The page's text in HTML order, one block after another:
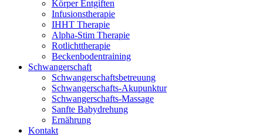
Körper Entgiften
Infusionstherapie
IHHT Therapie
Alpha-Stim Therapie
Rotlichttherapie
Beckenbodentraining
Schwangerschaft
Schwangerschaftsbetreuung
Schwangerschafts-Akupunktur
Schwangerschafts-Massage
Sanfte Babydrehung
Ernährung
Kontakt